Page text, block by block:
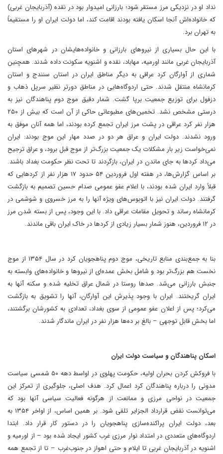
نداد او در نزدیکی مرز مستقر شود؛ بارزانی امیدوار بود در نقده (آذربایجان غربی)
که خانواده‌اش آنجا اسکان یافته بودند اقامت کند، اما دولت ایران او را مستقیماً
به تهران برد​.
با این حال بسیاری از نیروهای بارزانی و خانواده‌هایشان در شهرهای استان
آذربایجان غربی مانند اورمیه، مهاباد، نقده و اشنویه سکونت داده شدند​. همچنین
شماری از آوارگان کرد عراقی به دیگر مناطق ایران در استان سنندج و استان
کرمانشاه منتقل شدند. حتی اردوگاه‌هایی در مناطق دورتر نظیر سرپل ذهاب و
دزفول برای توزیع جمعیت برپا گشت​. شمار دقیق موج دوم پناهندگان نیز به
درستی مشخص نشد. تخمین‌های مطبوعاتی حاکی از آن است که بیش از ۲۵۰
هزار نفر کرد عراقی در پشت مرز ایران تجمع کرده بودند​، اما همه آنان موفق به
ورود نشدند. دولت ایران و عراق هر دو در صدد مهار این موج بودند: ایران
نمی‌خواست زیر بار مشکلات یک جمعیت بزرگ‌تر از موج قبل برود، و عراق ترجیح
می‌داد کردها به جای ماندن در ایران، بازگردند تا تحت نظر حکومت بغداد باشند​.
بر اساس گزارش‌ها، در هفته اول فروردین ۵۴ حدود ۱۷ هزار نفر از کردهایی که
قبلاً وارد ایران شده بودند، با اعلام عفو عمومی صدام حسین تصمیم به بازگشت
گرفتند​. دولت ایران نیز با اتوبوس‌های ویژه آنها را به مرز خسروی و شوشمی در
کرمانشاه رساند و تحویل مقامات عراقی داد​. با این وجود، پس از بسته شدن مرز
در ۱۲ فروردین، هنوز شمار بسیار زیادی از کردها در خاک ایران باقی ماندند.
بنا به جمع‌بندی منابع تاریخی، موج دوم پناهجویان کرد در سال ۱۳۵۴ از موج
نخست هم بزرگ‌تر بود و شامل بخش عمده‌ای از نیروها و خانواده‌های وابسته به
جنبش بارزانی می‌شد​. صدها روستا در شمال عراق تخلیه شده و سکنه آنها به
ایران گریختند. ایران با وجود پذیرش این آوارگان، آنها را تشویق به بازگشت
می‌کرد؛ پس از اعلان عفو عمومی از سوی بغداد، تعدادی به کشورشان برگشتند،
اما بخش قابل توجهی – بالغ بر ده‌ها هزار نفر در ایران ماندگار شدند.​
‏اسکان پناهندگان و سیاست دولت ایران
‏با فروکش کردن بحران اولیه، حکومت پهلوی در اواسط دهه ۵۰ شمسی سیاست
مدونی را درباره پناهندگان کرد اعمال کرد. هدف اصلی، جلوگیری از تمرکز این
جمعیت در نواحی مرزی و ممانعت از هرگونه فعالیت سیاسی آنها بود که
می‌توانست نقض قرارداد الجزایر تلقی شود​. بر همین اساس، از اواخر ۱۳۵۴ به
بعد، دولت ایران پراکنده‌سازی پناهجویان را در دستور کار قرار داد. ابتدا
اردوگاه‌های متعددی در امتداد نوار مرزی غرب کشور ایجاد شده بود – از اورمیه و
اشنویه در آذربایجان غربی تا ایلام و حتی اهواز در جنوب‌غرب – تا از تجمع همه